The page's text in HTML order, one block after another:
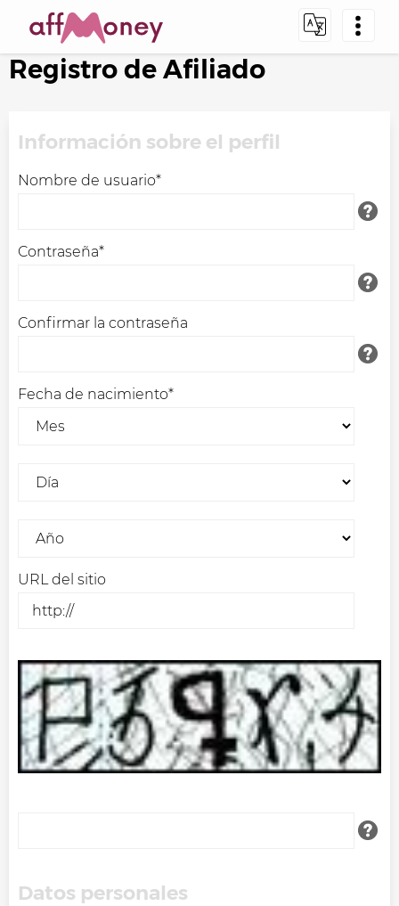
Registro de Afiliado
Información sobre el perfil
Nombre de usuario*
Contraseña*
Confirmar la contraseña
Fecha de nacimiento*
URL del sitio
Datos personales